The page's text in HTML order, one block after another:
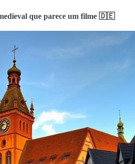
que parece um filme 🇩🇪